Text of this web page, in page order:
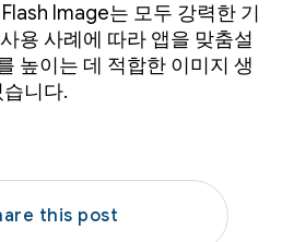
Image는 모두 강력한 기
용 사례에 따라 앱을 맞춤설
높이는 데 적합한 이미지 생
니다.
this post